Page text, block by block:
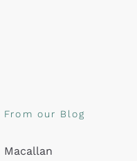
From our Blog
Macallan